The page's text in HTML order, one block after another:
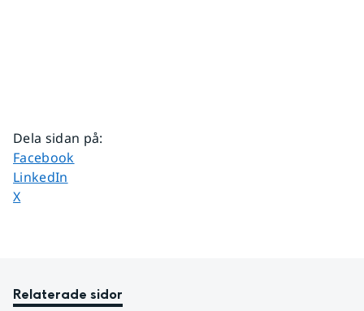
Dela sidan på:
Dela sidan på
Facebook
Dela sidan på
LinkedIn
Dela sidan på
X
Relaterade sidor